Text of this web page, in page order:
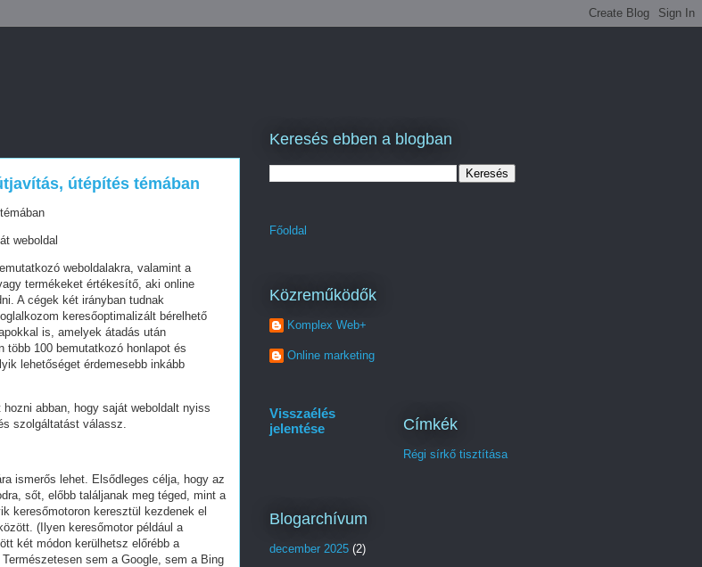
útépítés témában
weboldal
weboldalakra, valamint a
termékeket értékesítő, aki online
A cégek két irányban tudnak
keresőoptimalizált bérelhető
is, amelyek átadás után
több 100 bemutatkozó honlapot és
lehetőséget érdemesebb inkább
abban, hogy saját weboldalt nyiss
szolgáltatást válassz.
ismerős lehet. Elsődleges célja, hogy az
sőt, előbb találjanak meg téged, mint a
keresőmotoron keresztül kezdenek el
(Ilyen keresőmotor például a
két módon kerülhetsz előrébb a
sem a Google, sem a Bing
Keresés ebben a blogban
Főoldal
Közreműködők
Komplex Web+
Online marketing
Visszaélés
jelentése
Címkék
Régi sírkő tisztítása
Blogarchívum
december 2025 (2)